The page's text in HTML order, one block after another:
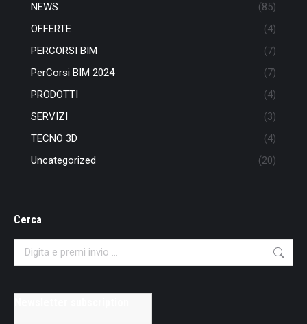
NEWS
(85)
OFFERTE
(4)
PERCORSI BIM
(7)
PerCorsi BIM 2024
(7)
PRODOTTI
(4)
SERVIZI
(3)
TECNO 3D
(4)
Uncategorized
(20)
Cerca
Search: